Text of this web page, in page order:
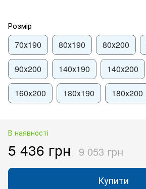
Розмір
70х190 80х190 80х200
90х200 140х190 140х200
160х200 180х190 180х200
В наявності
5 436 грн 9 053 грн
Купити